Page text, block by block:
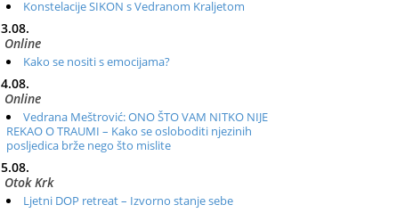
Konstelacije SIKON s Vedranom Kraljetom
Online
Kako se nositi s emocijama?
Online
Vedrana Meštrović: ONO ŠTO VAM NITKO NIJE
REKAO O TRAUMI – Kako se osloboditi njezinih
posljedica brže nego što mislite
Otok Krk
Ljetni DOP retreat – Izvorno stanje sebe